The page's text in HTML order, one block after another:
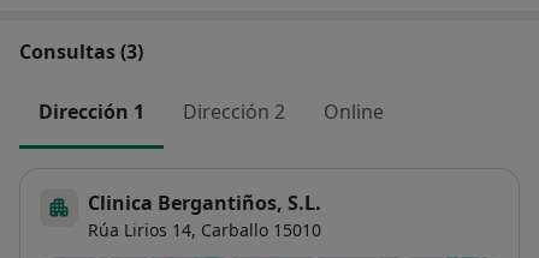
Consultas (3)
Dirección 1 Dirección 2 Online
Clinica Bergantiños, S.L.
Rúa Lirios 14, Carballo 15010